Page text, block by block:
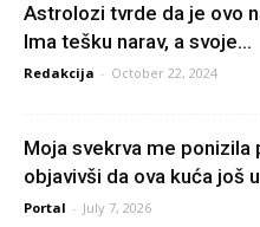
Astrolozi tvrde da je ovo
Ima tešku narav, a svoje...
Redakcija - October 22, 2024
Moja svekrva me
objavivši da ova kuća još
Portal - July 7, 2026